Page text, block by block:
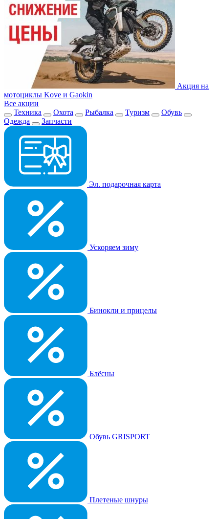
Акция на
мотоциклы Kove и Gaokin
Все акции
Техника
Охота Рыбалка Туризм
Обувь
Одежда
Запчасти
Эл. подарочная карта
Ускоряем зиму
Бинокли и прицелы
Блёсны
Обувь GRISPORT
Плетеные шнуры